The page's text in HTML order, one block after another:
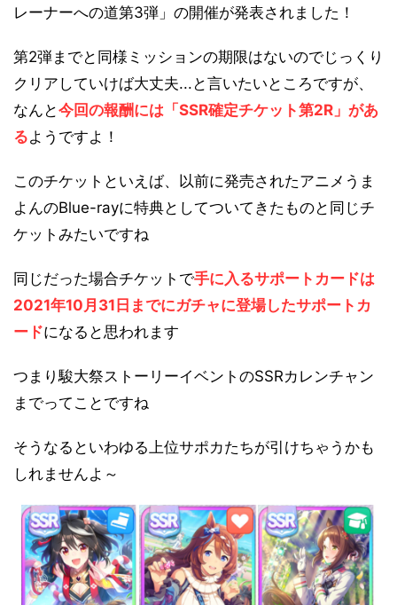
レーナーへの道第3弾」の開催が発表されました！
第2弾までと同様ミッションの期限はないのでじっくり
クリアしていけば大丈夫...と言いたいところですが、
なんと今回の報酬には「SSR確定チケット第2R」があ
るようですよ！
このチケットといえば、以前に発売されたアニメうま
よんのBlue-rayに特典としてついてきたものと同じチ
ケットみたいですね
同じだった場合チケットで手に入るサポートカードは
2021年10月31日までにガチャに登場したサポートカ
ードになると思われます
つまり駿大祭ストーリーイベントのSSRカレンチャン
までってことですね
そうなるといわゆる上位サポカたちが引けちゃうかも
しれませんよ～